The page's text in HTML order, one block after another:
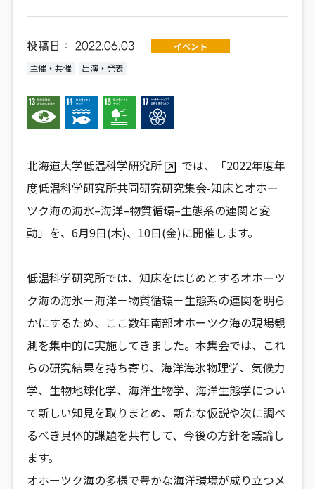
投稿日： 2022.06.03
イベント
主催・共催
出演・発表
北海道大学低温科学研究所
では、「2022年度年
度低温科学研究所共同研究研究集会-知床とオホー
ツク海の海氷–海洋–物質循環–生態系の連関と変
動」を、6月9日(木)、10日(金)に開催します。
低温科学研究所では、 知床をはじめとするオホーツ
ク海の海氷－海洋－物質循環－生態系の連関を明ら
かにするため、こ こ数年南部オホーツク海の現場観
測を集中的に実施してきました。本集会では、これ
らの研究結果を持ち寄り、海洋海氷物理学、気候力
学、生物地球化学、海洋生物学、海洋生態学につい
て新しい知見を取りまとめ、新たな仮説や次に調べ
るべき具体的課題を共有して、今後の方針を議論し
ます。
オホーツク海の多様で豊かな海洋環境が成り立つメ